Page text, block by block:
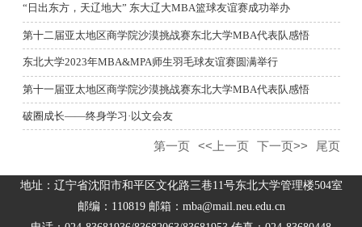
“日出东方，天辽地大” 东大辽大MBA篮球友谊赛成功举办
第十二届亚太地区商学院沙漠挑战赛东北大学MBA代表队感悟
东北大学2023年MBA&MPA师生羽毛球友谊赛圆满举行
第十一届亚太地区商学院沙漠挑战赛东北大学MBA代表队感悟
破圈成长——终身学习·以文会友
第一页 <<上一页 下一页>> 尾页
地址：辽宁省沈阳市和平区文化路三巷11号东北大学管理楼504室
邮编：110819 邮箱：mba@mail.neu.edu.cn